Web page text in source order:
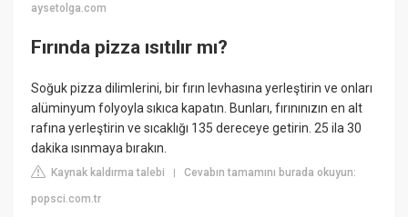
aysetolga.com
Fırında pizza ısıtılır mı?
Soğuk pizza dilimlerini, bir fırın levhasına yerleştirin ve onları
alüminyum folyoyla sıkıca kapatın. Bunları, fırınınızın en alt
rafına yerleştirin ve sıcaklığı 135 dereceye getirin. 25 ila 30
dakika ısınmaya bırakın.
Kaynak kaldırma talebi |Cevabın tamamını burada okuyun:
popsci.com.tr